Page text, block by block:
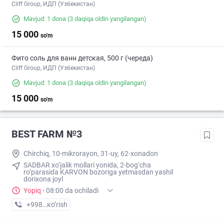
Cliff Group, ИДП (Узбекистан)
Mavjud: 1 dona (3 daqiqa oldin yangilangan)
15 000 so'm
Фито соль для ванн детская, 500 г (череда)
Cliff Group, ИДП (Узбекистан)
Mavjud: 1 dona (3 daqiqa oldin yangilangan)
15 000 so'm
BEST FARM №3
Chirchiq, 10-mikrorayon, 31-uy, 62-xonadon
SADBAR xo‘jalik mollari yonida, 2-bog‘cha
ro‘parasida KARVON bozoriga yetmasdan yashil
dorixona joyl
Yopiq · 08:00 da ochiladi
+998 (70) XXX-XX-XX
кo’rish